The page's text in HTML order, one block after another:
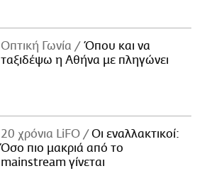
Οπτική Γωνία
Όπου και να
ταξιδέψω η Αθήνα με πληγώνει
20 χρόνια LiFO
Οι εναλλακτικοί:
Όσο πιο μακριά από το
mainstream γίνεται